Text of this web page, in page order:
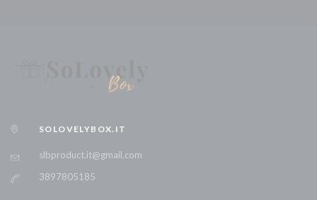
MOET & CHANDON BRUT
MUMM
OKOCIM
SOLOVELYBOX.IT
slbproduct.it@gmail.com
3897805185